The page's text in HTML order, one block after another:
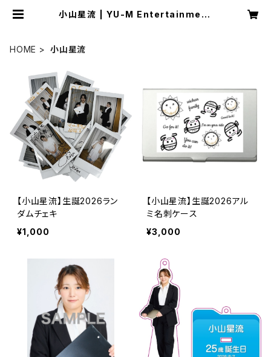
小山星流 | YU-M Entertainment
HOME 小山星流
【小山星流】生誕2026ラン
ダムチェキ
¥1,000
【小山星流】生誕2026アル
ミ名刺ケース
¥3,000